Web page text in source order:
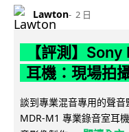
Lawton 2 日
【評測】
耳機：現場拍
談到專業混音專用的聲
MDR-M1 專業錄音室耳